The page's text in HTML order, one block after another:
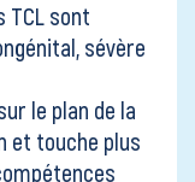
TCL sont
sévère
le plan de la
et touche plus